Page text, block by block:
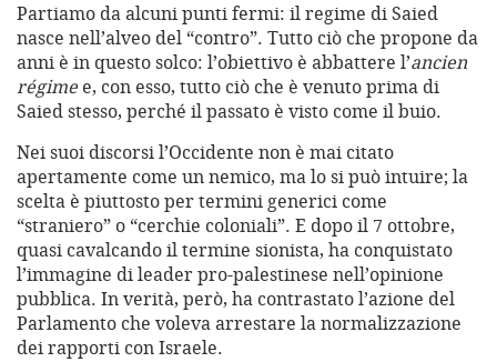
Partiamo da alcuni punti fermi: il regime di Saied
nasce nell’alveo del “contro”. Tutto ciò che propone da
anni è in questo solco: l’obiettivo è abbattere l’ancien
régimee, con esso, tutto ciò che è venuto prima di
Saied stesso, perché il passato è visto come il buio.
Nei suoi discorsi l’Occidente non è mai citato
apertamente come un nemico, ma lo si può intuire; la
scelta è piuttosto per termini generici come
“straniero” o “cerchie coloniali”. E dopo il 7 ottobre,
quasi cavalcando il termine sionista, ha conquistato
l’immagine di leader pro-palestinese nell’opinione
pubblica. In verità, però, ha contrastato l’azione del
Parlamento che voleva arrestare la normalizzazione
dei rapporti con Israele.